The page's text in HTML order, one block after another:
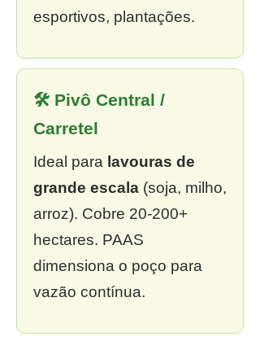
esportivos, plantações.
🛠 Pivô Central /
Carretel
Ideal para lavouras de
grande escala (soja, milho,
arroz). Cobre 20-200+
hectares. PAAS
dimensiona o poço para
vazão contínua.